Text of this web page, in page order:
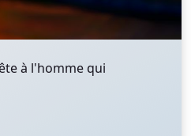
à l'homme qui